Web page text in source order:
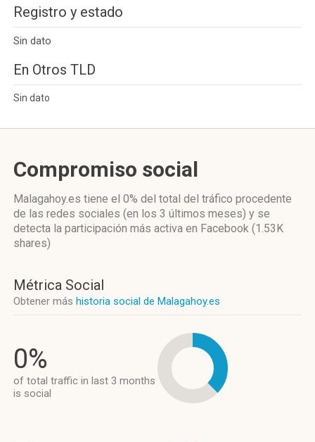
Registro y estado
Sin dato
En Otros TLD
Sin dato
Compromiso social
Malagahoy.es tiene el 0% del total del tráfico procedente
de las redes sociales (en los 3 últimos meses) y se
detecta la participación más activa en Facebook (1.53K
shares)
Métrica Social
Obtener más historia social de Malagahoy.es
0%
of total traffic in last 3 months
is social